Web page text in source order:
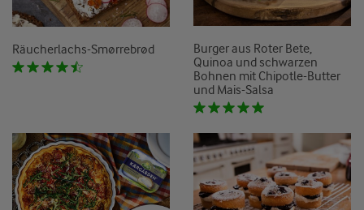
Räucherlachs-Smørrebrød
Burger aus Roter Bete,
Quinoa und schwarzen
Bohnen mit Chipotle-Butter
und Mais-Salsa